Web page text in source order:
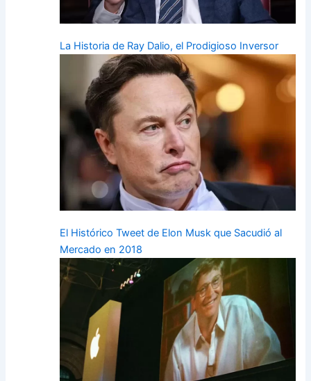
La Historia de Ray Dalio, el Prodigioso Inversor
El Histórico Tweet de Elon Musk que Sacudió al
Mercado en 2018